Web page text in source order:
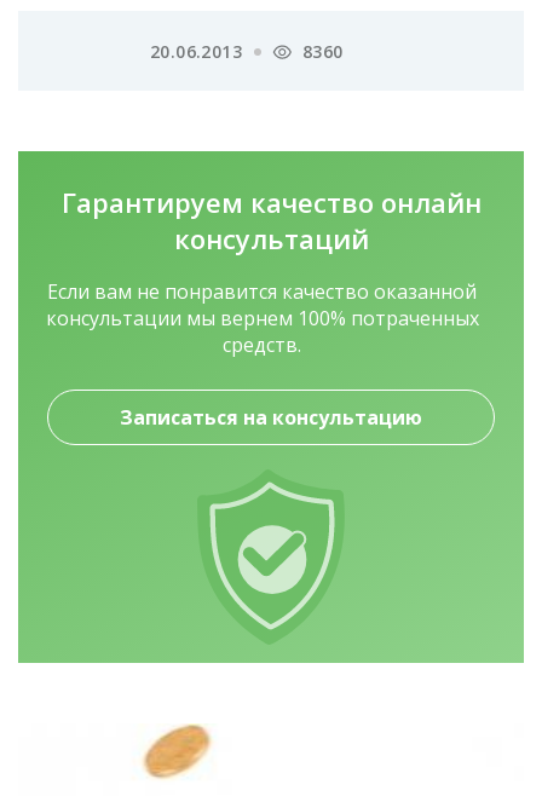
20.06.2013 8360
Гарантируем качество онлайн
консультаций
Если вам не понравится качество оказанной
консультации мы вернем 100% потраченных
средств.
Записаться на консультацию